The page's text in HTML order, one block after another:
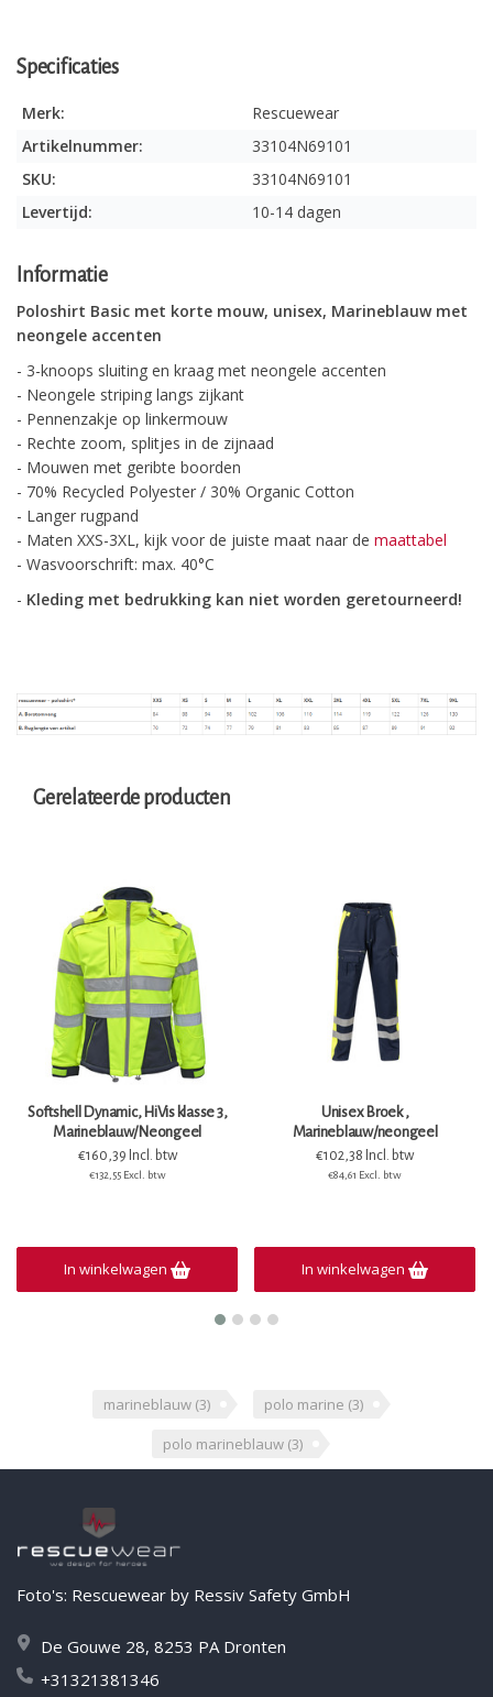
Specificaties
Merk:
Rescuewear
Artikelnummer:
33104N69101
SKU:
33104N69101
Levertijd:
10-14 dagen
Informatie
Poloshirt Basic met korte mouw, unisex, Marineblauw met
neongele accenten
- 3-knoops sluiting en kraag met neongele accenten
- Neongele striping langs zijkant
- Pennenzakje op linkermouw
- Rechte zoom, splitjes in de zijnaad
- Mouwen met geribte boorden
- 70% Recycled Polyester / 30% Organic Cotton
- Langer rugpand
- Maten XXS-3XL, kijk voor de juiste maat naar de maattabel
- Wasvoorschrift: max. 40°C
- Kleding met bedrukking kan niet worden geretourneerd!
Gerelateerde producten
Softshell Dynamic, HiVis klasse 3,
Marineblauw/Neongeel
€160,39 Incl. btw
€132,55 Excl. btw
In winkelwagen
Unisex Broek ,
Marineblauw/neongeel
€102,38 Incl. btw
€84,61 Excl. btw
In winkelwagen
marineblauw (3) polo marine (3)
polo marineblauw (3)
Foto's: Rescuewear by Ressiv Safety GmbH
De Gouwe 28, 8253 PA Dronten
+31321381346